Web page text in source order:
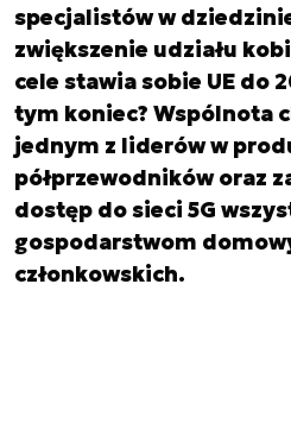
specjalistów w
zwiększenie udziału
cele stawia sobie UE do
tym koniec? Wspólnota
jednym z liderów w
półprzewodników oraz
dostęp do sieci 5G
gospodarstwom
członkowskich.